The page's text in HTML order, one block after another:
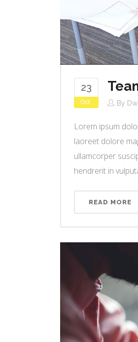
23
Oct By
Lorem ipsum
laoreet dolore
ullamcorper
hendrerit in
READ MORE